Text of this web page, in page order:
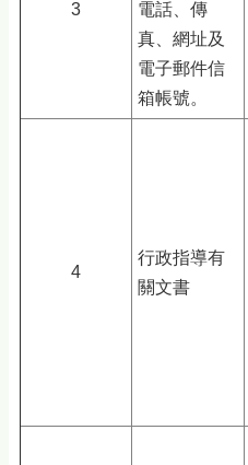
3
電話、傳
真、網址及
電子郵件信
箱帳號。
4
行政指導有
關文書